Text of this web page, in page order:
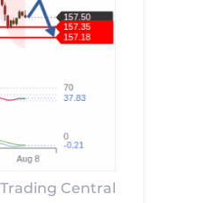
Trading Central